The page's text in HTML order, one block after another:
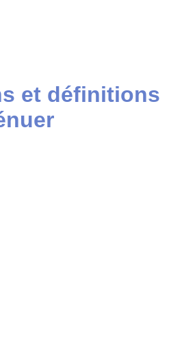
et définitions